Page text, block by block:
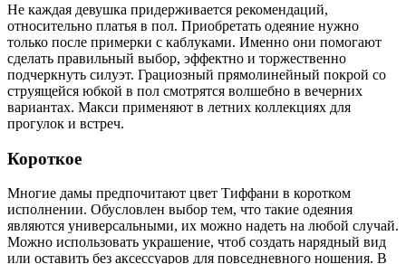
Не каждая девушка придерживается рекомендаций,
относительно платья в пол. Приобретать одеяние нужно
только после примерки с каблуками. Именно они помогают
сделать правильный выбор, эффектно и торжественно
подчеркнуть силуэт. Грациозный прямолинейный покрой со
струящейся юбкой в пол смотрятся волшебно в вечерних
вариантах. Макси применяют в летних коллекциях для
прогулок и встреч.
Короткое
Многие дамы предпочитают цвет Тиффани в коротком
исполнении. Обусловлен выбор тем, что такие одеяния
являются универсальными, их можно надеть на любой случай.
Можно использовать украшение, чтоб создать нарядный вид
или оставить без аксессуаров для повседневного ношения. В